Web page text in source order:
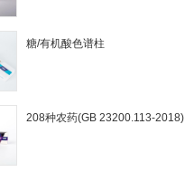
糖/有机酸色谱柱
208种农药(GB 23200.113-2018)